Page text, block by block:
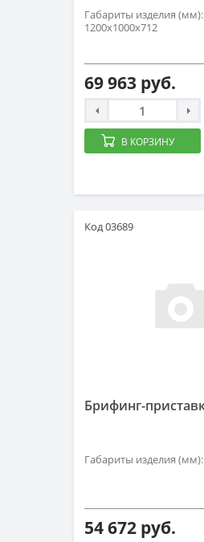
Габариты изделия (мм):
1200х1000х712
69 963 руб.
В КОРЗИНУ
Код 03689
Брифинг-
Габариты изделия
54 672 руб.